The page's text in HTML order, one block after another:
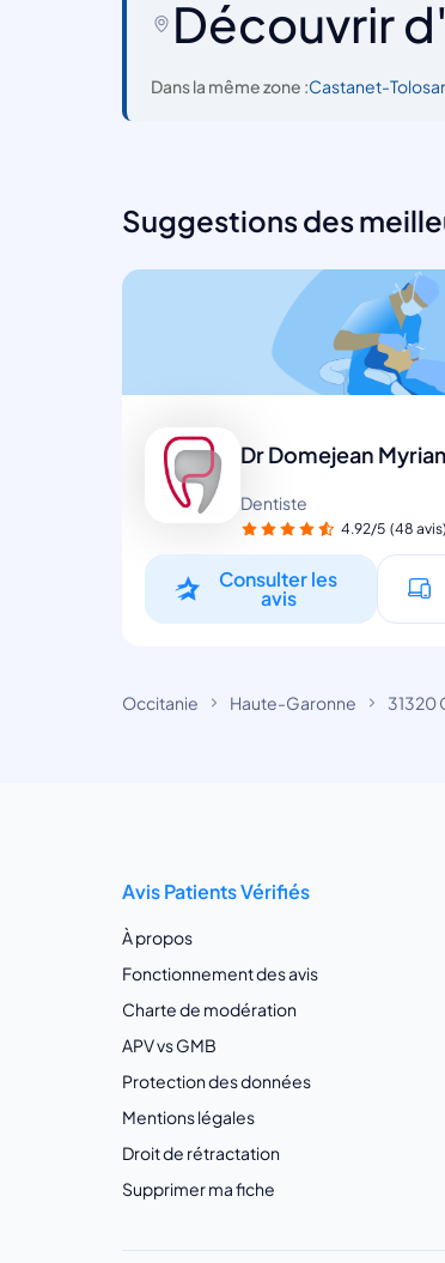
Découvrir
Dans la même zone :Castanet-
Suggestions des
Dr Domejean
Dentiste
4.92/5 (48 avis)
Consulter les
avis
Occitanie Haute-Garonne 31320
Avis Patients Vérifiés
À propos
Fonctionnement des avis
Charte de modération
APV vs GMB
Protection des données
Mentions légales
Droit de rétractation
Supprimer ma fiche